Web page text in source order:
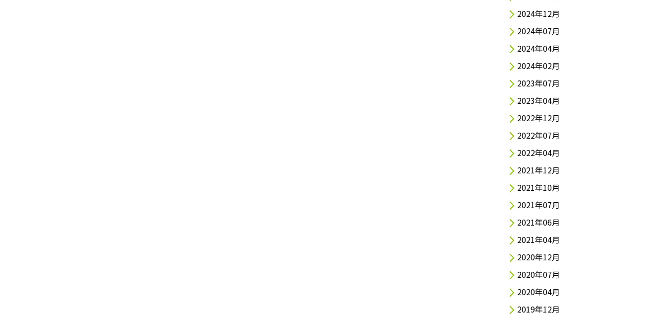
2024年12月
2024年07月
2024年04月
2024年02月
2023年07月
2023年04月
2022年12月
2022年07月
2022年04月
2021年12月
2021年10月
2021年07月
2021年06月
2021年04月
2020年12月
2020年07月
2020年04月
2019年12月